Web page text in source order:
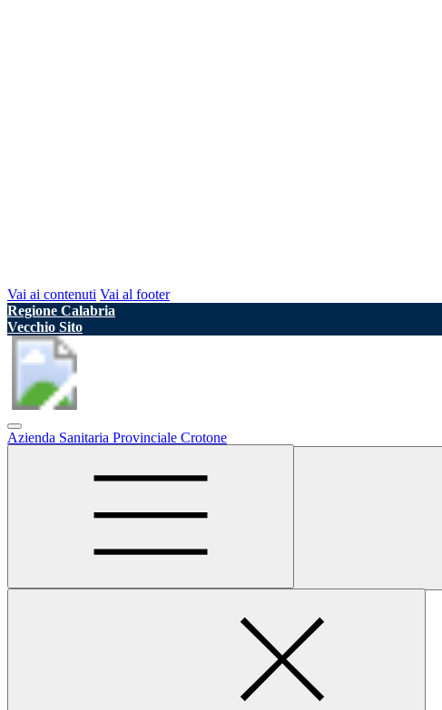
Vai ai contenuti Vai al footer
Regione Calabria
Vecchio Sito
Azienda Sanitaria Provinciale Crotone
Area Dipendenti Cerca